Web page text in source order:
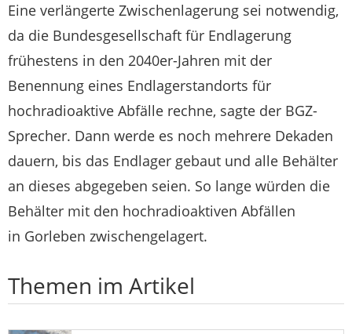
Eine verlängerte Zwischenlagerung sei notwendig,
da die Bundesgesellschaft für Endlagerung
frühestens in den 2040er-Jahren mit der
Benennung eines Endlagerstandorts für
hochradioaktive Abfälle rechne, sagte der BGZ-
Sprecher. Dann werde es noch mehrere Dekaden
dauern, bis das Endlager gebaut und alle Behälter
an dieses abgegeben seien. So lange würden die
Behälter mit den hochradioaktiven Abfällen
in Gorleben zwischengelagert.
Themen im Artikel